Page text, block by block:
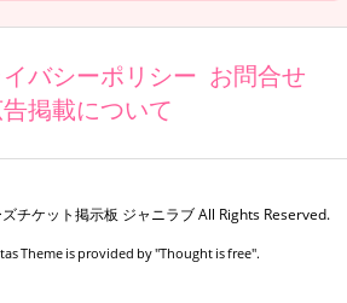
バシーポリシー お問合せ
掲載について
チケット掲示板 ジャニラブAll Rights Reserved.
Theme is provided by "Thought is free".